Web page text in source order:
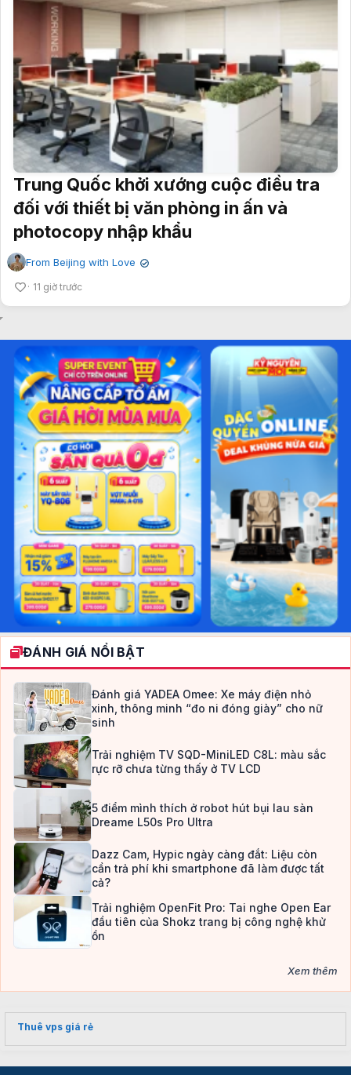
Trung Quốc khởi xướng cuộc điều tra
đối với thiết bị văn phòng in ấn và
photocopy nhập khẩu
From Beijing with Love ✔
11 giờ trước
ĐÁNH GIÁ NỔI BẬT
Đánh giá YADEA Omee: Xe máy điện nhỏ
xinh, thông minh “đo ni đóng giày” cho nữ
sinh
Trải nghiệm TV SQD-MiniLED C8L: màu sắc
rực rỡ chưa từng thấy ở TV LCD
5 điểm mình thích ở robot hút bụi lau sàn
Dreame L50s Pro Ultra
Dazz Cam, Hypic ngày càng đắt: Liệu còn
cần trả phí khi smartphone đã làm được tất
cả?
Trải nghiệm OpenFit Pro: Tai nghe Open Ear
đầu tiên của Shokz trang bị công nghệ khử
ồn
Xem thêm
Thuê vps giá rẻ